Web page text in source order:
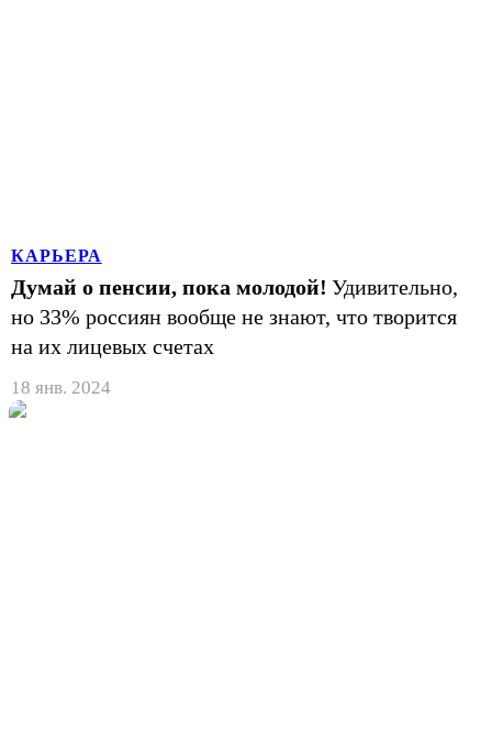
КАРЬЕРА
Думай о пенсии, пока молодой! Удивительно,
но 33% россиян вообще не знают, что творится
на их лицевых счетах
18 янв. 2024